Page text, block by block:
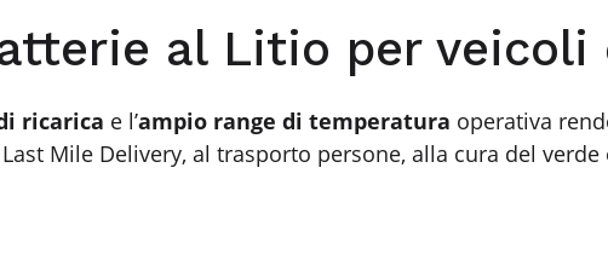
al Litio per
ricarica e l’ampio range di temperatura operativa
Mile Delivery, al trasporto persone, alla cura del